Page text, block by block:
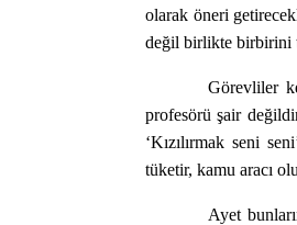
olarak öneri
değil birlikte birbirini
Görevliler
profesörü şair
‘Kızılırmak seni
tüketir, kamu aracı
Ayet